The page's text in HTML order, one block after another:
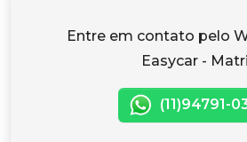
Entre em contato pelo
Easycar -
(11)94791-